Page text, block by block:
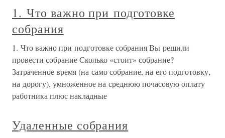
1. Что важно при подготовке
собрания
1. Что важно при подготовке собрания Вы решили
провести собрание Сколько «стоит» собрание?
Затраченное время (на само собрание, на его подготовку,
на дорогу), умноженное на среднюю почасовую оплату
работника плюс накладные
Удаленные собрания